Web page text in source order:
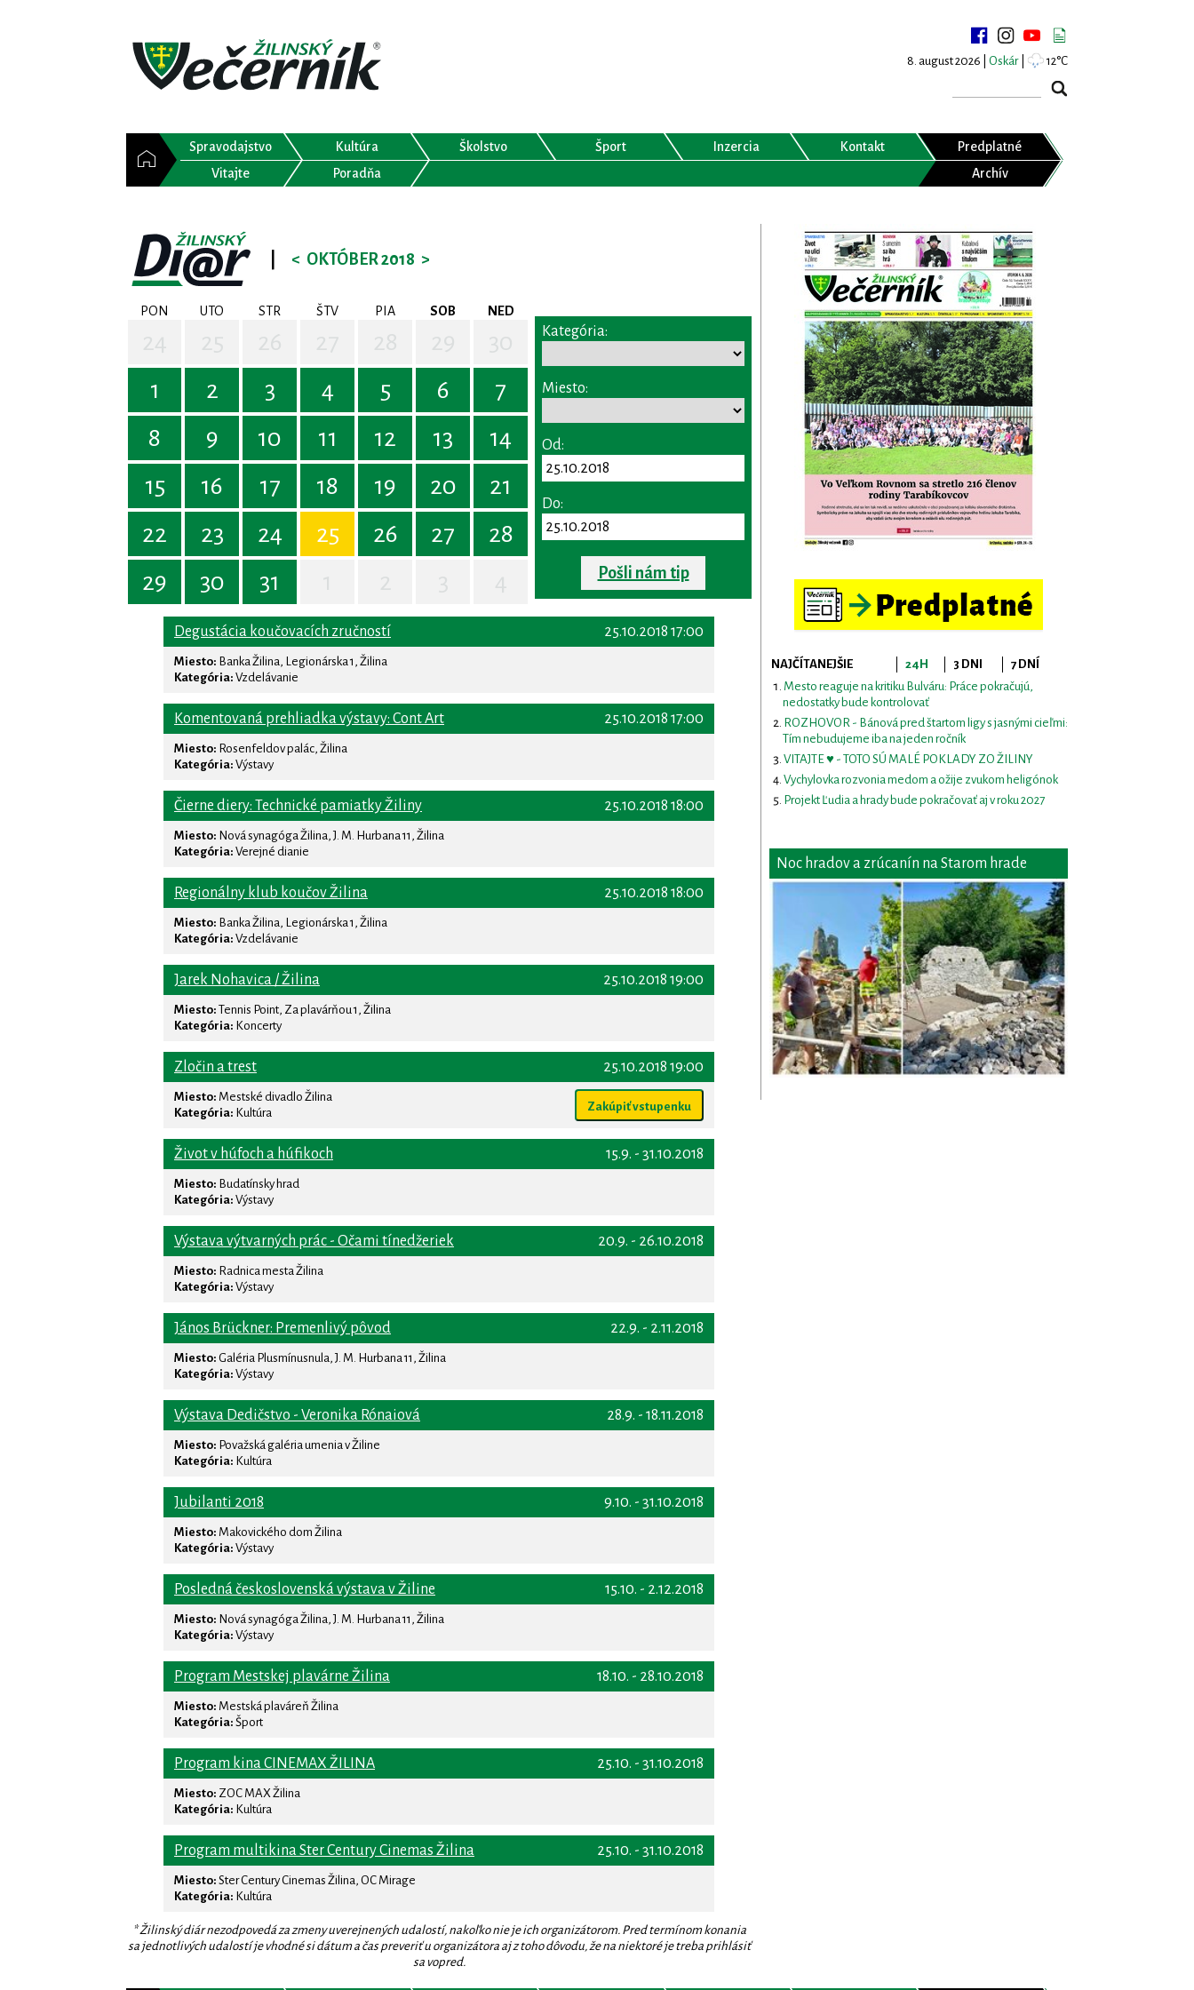
8. august 2026 | Oskár 12°C
Spravodajstvo Kultúra Školstvo Šport Inzercia Kontakt
Predplatné
Vitajte
Poradňa Archív
< OKTÓBER 2018 >
PON UTO STR ŠTV PIA SOB NED
1
2 3 4 5 6
7
8
9 10 11 12 13
14
15
16 17 18 19 20
21
22
23 24 25 26 27
28
29
30 31
Kategória:
Miesto:
Od:
Do:
Pošli nám tip
25.10.2018 17:00
Degustácia koučovacích zručností
Miesto: Banka Žilina, Legionárska 1, Žilina
Kategória: Vzdelávanie
25.10.2018 17:00
Komentovaná prehliadka výstavy: Cont Art
Miesto: Rosenfeldov palác, Žilina
Kategória: Výstavy
25.10.2018 18:00
Čierne diery: Technické pamiatky Žiliny
Miesto: Nová synagóga Žilina, J. M. Hurbana 11, Žilina
Kategória: Verejné dianie
25.10.2018 18:00
Regionálny klub koučov Žilina
Miesto: Banka Žilina, Legionárska 1, Žilina
Kategória: Vzdelávanie
25.10.2018 19:00
Jarek Nohavica / Žilina
Miesto: Tennis Point, Za plavárňou 1, Žilina
Kategória: Koncerty
25.10.2018 19:00
Zločin a trest
Zakúpiť vstupenku
Miesto: Mestské divadlo Žilina
Kategória: Kultúra
15.9. - 31.10.2018
Život v húfoch a húfikoch
Miesto: Budatínsky hrad
Kategória: Výstavy
20.9. - 26.10.2018
Výstava výtvarných prác - Očami tínedžeriek
Miesto: Radnica mesta Žilina
Kategória: Výstavy
22.9. - 2.11.2018
János Brückner: Premenlivý pôvod
Miesto: Galéria Plusmínusnula, J. M. Hurbana 11, Žilina
Kategória: Výstavy
28.9. - 18.11.2018
Výstava Dedičstvo - Veronika Rónaiová
Miesto: Považská galéria umenia v Žiline
Kategória: Kultúra
9.10. - 31.10.2018
Jubilanti 2018
Miesto: Makovického dom Žilina
Kategória: Výstavy
15.10. - 2.12.2018
Posledná československá výstava v Žiline
Miesto: Nová synagóga Žilina, J. M. Hurbana 11, Žilina
Kategória: Výstavy
18.10. - 28.10.2018
Program Mestskej plavárne Žilina
Miesto: Mestská plaváreň Žilina
Kategória: Šport
25.10. - 31.10.2018
Program kina CINEMAX ŽILINA
Miesto: ZOC MAX Žilina
Kategória: Kultúra
25.10. - 31.10.2018
Program multikina Ster Century Cinemas Žilina
Miesto: Ster Century Cinemas Žilina, OC Mirage
Kategória: Kultúra
* Žilinský diár nezodpovedá za zmeny uverejnených udalostí, nakoľko nie je ich organizátorom. Pred termínom konania
sa jednotlivých udalostí je vhodné si dátum a čas preveriť u organizátora aj z toho dôvodu, že na niektoré je treba prihlásiť
sa vopred.
NAJČÍTANEJŠIE 24H 3 DNI
7 DNÍ
Mesto reaguje na kritiku Bulváru: Práce pokračujú,
nedostatky bude kontrolovať
ROZHOVOR - Bánová pred štartom ligy s jasnými cieľmi:
Tím nebudujeme iba na jeden ročník
VITAJTE ♥ - TOTO SÚ MALÉ POKLADY ZO ŽILINY
Vychylovka rozvonia medom a ožije zvukom heligónok
Projekt Ľudia a hrady bude pokračovať aj v roku 2027
Noc hradov a zrúcanín na Starom hrade